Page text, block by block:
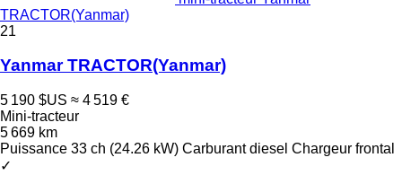
TRACTOR(Yanmar)
21
Yanmar TRACTOR(Yanmar)
5 190 $US ≈ 4 519 €
Mini-tracteur
5 669 km
Puissance 33 ch (24.26 kW) Carburant diesel Chargeur frontal
✓